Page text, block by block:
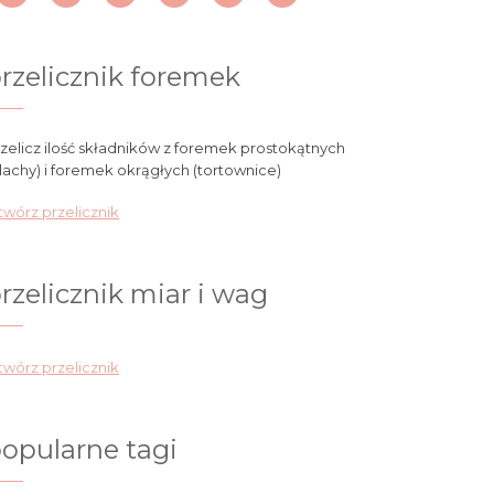
foremek
ilość składników z foremek prostokątnych
i foremek okrągłych (tortownice)
przelicznik
miar i wag
przelicznik
tagi